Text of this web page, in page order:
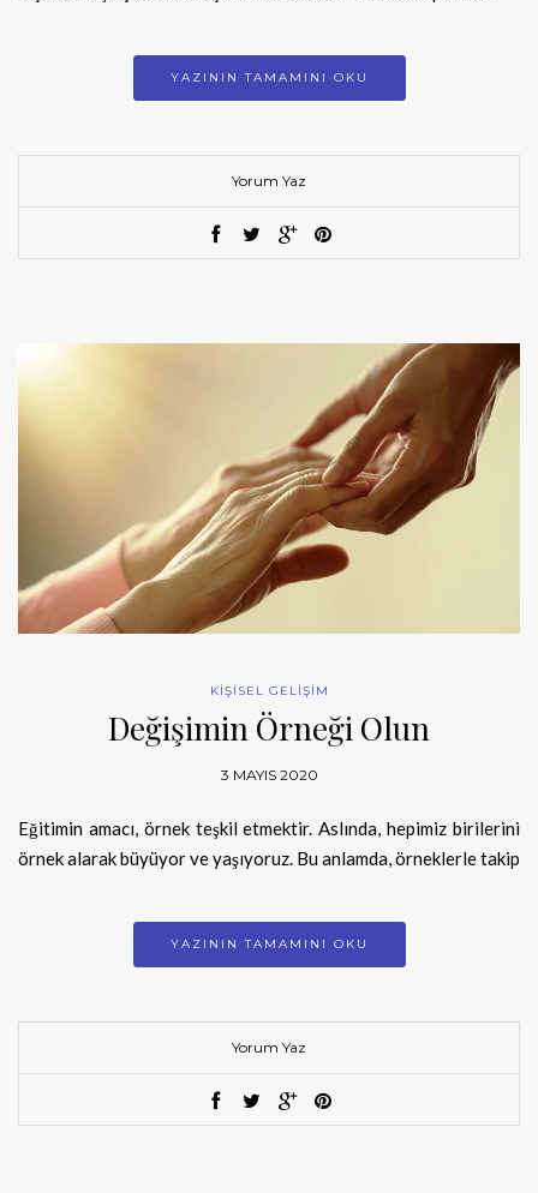
YAZININ TAMAMINI OKU
Yorum Yaz
KİŞİSEL GELİŞİM
Değişimin Örneği Olun
3 MAYIS 2020
Eğitimin amacı, örnek teşkil etmektir. Aslında, hepimiz birilerini
örnek alarak büyüyor ve yaşıyoruz. Bu anlamda, örneklerle takip
YAZININ TAMAMINI OKU
Yorum Yaz